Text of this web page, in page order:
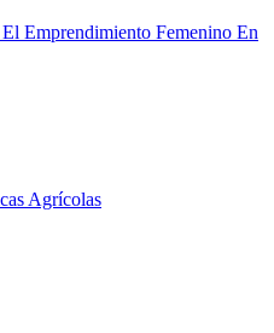
Emprendimiento Femenino En
Agrícolas